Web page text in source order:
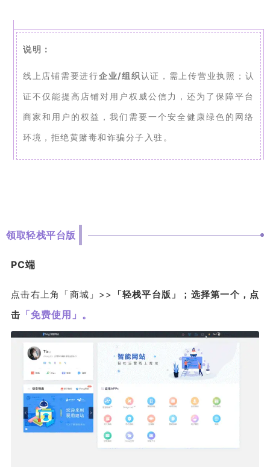
说明：
线上店铺需要进行企业/组织认证，需上传营业执照；认
证不仅能提高店铺对用户权威公信力，还为了保障平台
商家和用户的权益，我们需要一个安全健康绿色的网络
环境，拒绝黄赌毒和诈骗分子入驻。
领取轻栈平台版
PC端
点击右上角「商城」>> 「轻栈平台版」； 选择第一个 ， 点
击 「免费使用」。